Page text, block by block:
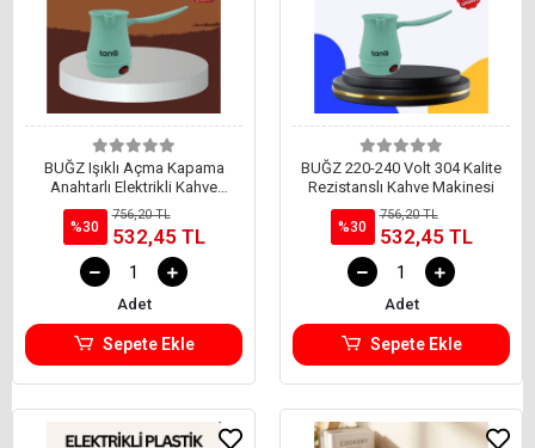
BUĞZ Işıklı Açma Kapama
Anahtarlı Elektrikli Kahve
Cezvesi
%30
756,20 TL
532,45 TL
Adet
Sepete Ekle
BUĞZ 220-240 Volt 304 Kalite
Rezistanslı Kahve Makinesi
%30
756,20 TL
532,45 TL
Adet
Sepete Ekle